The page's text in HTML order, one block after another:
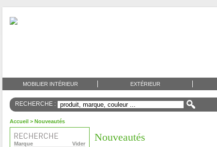
MOBILIER INTÉRIEUR EXTÉRIEUR
RECHERCHE :
Accueil > Nouveautés
Vider
Marque
Nouveautés